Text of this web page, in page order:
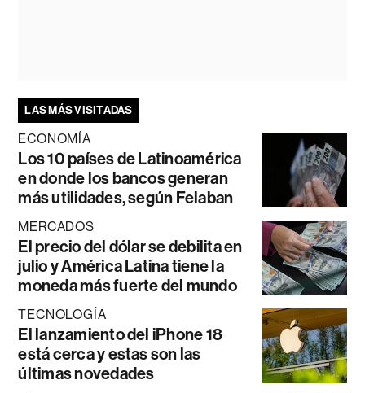
LAS MÁS VISITADAS
ECONOMÍA
Los 10 países de Latinoamérica
en donde los bancos generan
más utilidades, según Felaban
MERCADOS
El precio del dólar se debilita en
julio y América Latina tiene la
moneda más fuerte del mundo
TECNOLOGÍA
El lanzamiento del iPhone 18
está cerca y estas son las
últimas novedades